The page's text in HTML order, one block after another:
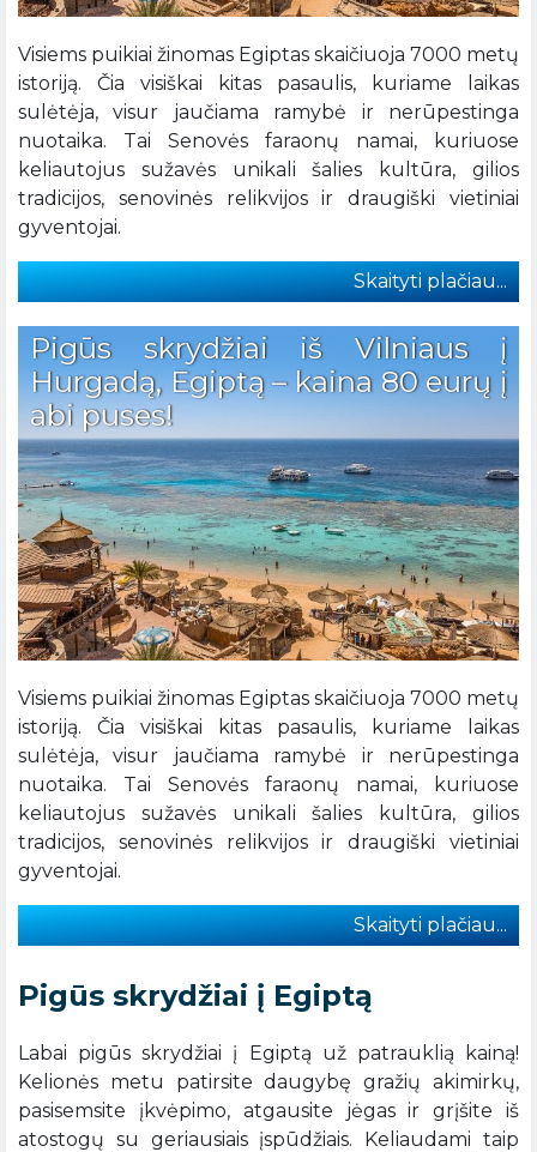
Visiems puikiai žinomas Egiptas skaičiuoja 7000 metų
istoriją. Čia visiškai kitas pasaulis, kuriame laikas
sulėtėja, visur jaučiama ramybė ir nerūpestinga
nuotaika. Tai Senovės faraonų namai, kuriuose
keliautojus sužavės unikali šalies kultūra, gilios
tradicijos, senovinės relikvijos ir draugiški vietiniai
gyventojai.
Skaityti plačiau...
Pigūs skrydžiai iš Vilniaus į
Hurgadą, Egiptą – kaina 80 eurų į
abi puses!
Visiems puikiai žinomas Egiptas skaičiuoja 7000 metų
istoriją. Čia visiškai kitas pasaulis, kuriame laikas
sulėtėja, visur jaučiama ramybė ir nerūpestinga
nuotaika. Tai Senovės faraonų namai, kuriuose
keliautojus sužavės unikali šalies kultūra, gilios
tradicijos, senovinės relikvijos ir draugiški vietiniai
gyventojai.
Skaityti plačiau...
Pigūs skrydžiai į Egiptą
Labai pigūs skrydžiai į Egiptą už patrauklią kainą!
Kelionės metu patirsite daugybę gražių akimirkų,
pasisemsite įkvėpimo, atgausite jėgas ir grįšite iš
atostogų su geriausiais įspūdžiais. Keliaudami taip